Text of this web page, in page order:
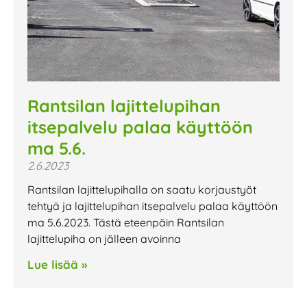
Rantsilan lajittelupihan
itsepalvelu palaa käyttöön
ma 5.6.
2.6.2023
Rantsilan lajittelupihalla on saatu korjaustyöt
tehtyä ja lajittelupihan itsepalvelu palaa käyttöön
ma 5.6.2023. Tästä eteenpäin Rantsilan
lajittelupiha on jälleen avoinna
Lue lisää »